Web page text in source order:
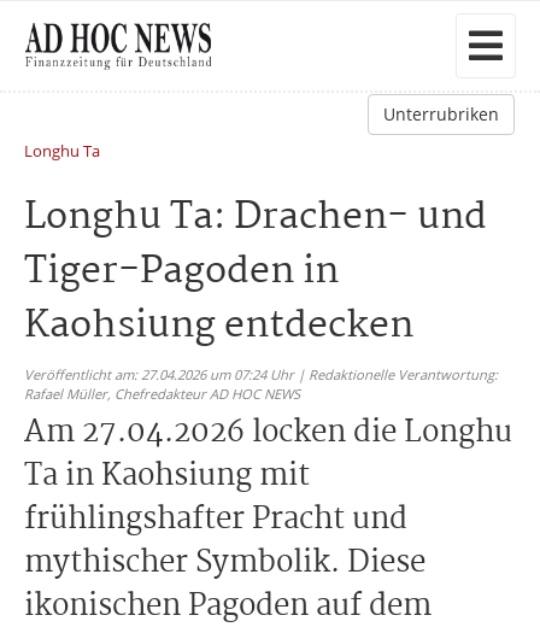
Unterrubriken
Longhu Ta
Longhu Ta: Drachen- und
Tiger-Pagoden in
Kaohsiung entdecken
Veröffentlicht am: 27.04.2026 um 07:24 Uhr | Redaktionelle Verantwortung:
Rafael Müller, Chefredakteur AD HOC NEWS
Am 27.04.2026 locken die Longhu
Ta in Kaohsiung mit
frühlingshafter Pracht und
mythischer Symbolik. Diese
ikonischen Pagoden auf dem